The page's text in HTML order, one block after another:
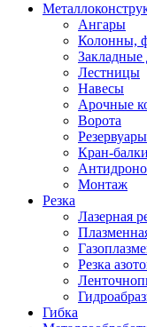
Ангары
Колонны,
Закладные
Лестницы
Навесы
Арочные
Ворота
Резервуары
Кран-балки
Монтаж
Резка
Лазерная
Резка
Гибка